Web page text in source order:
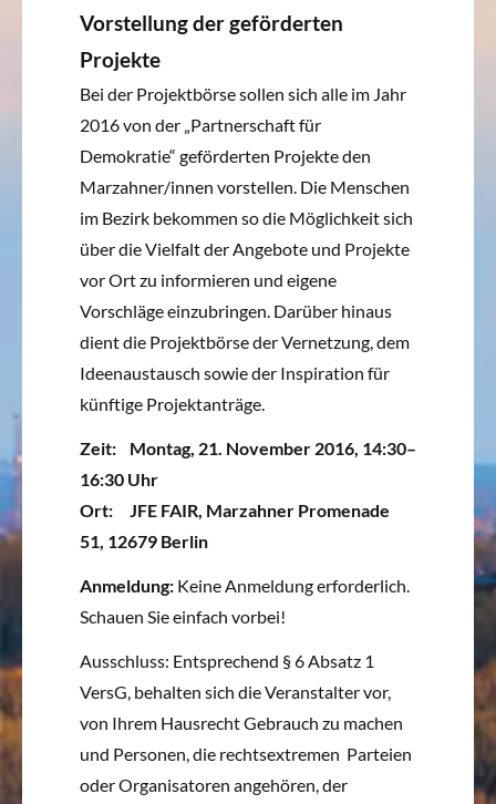
Vorstellung der geförderten
Projekte
Bei der Projektbörse sollen sich alle im Jahr
2016 von der „Partnerschaft für
Demokratie“ geförderten Projekte den
Marzahner/innen vorstellen. Die Menschen
im Bezirk bekommen so die Möglichkeit sich
über die Vielfalt der Angebote und Projekte
vor Ort zu informieren und eigene
Vorschläge einzubringen. Darüber hinaus
dient die Projektbörse der Vernetzung, dem
Ideenaustausch sowie der Inspiration für
künftige Projektanträge.
Zeit: Montag, 21. November 2016, 14:30–
16:30 Uhr
Ort: JFE FAIR, Marzahner Promenade
51, 12679 Berlin
Anmeldung: Keine Anmeldung erforderlich.
Schauen Sie einfach vorbei!
Ausschluss: Entsprechend § 6 Absatz 1
VersG, behalten sich die Veranstalter vor,
von Ihrem Hausrecht Gebrauch zu machen
und Personen, die rechtsextremen Parteien
oder Organisatoren angehören, der